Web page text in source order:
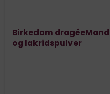
Birkedam
og lakridspulver